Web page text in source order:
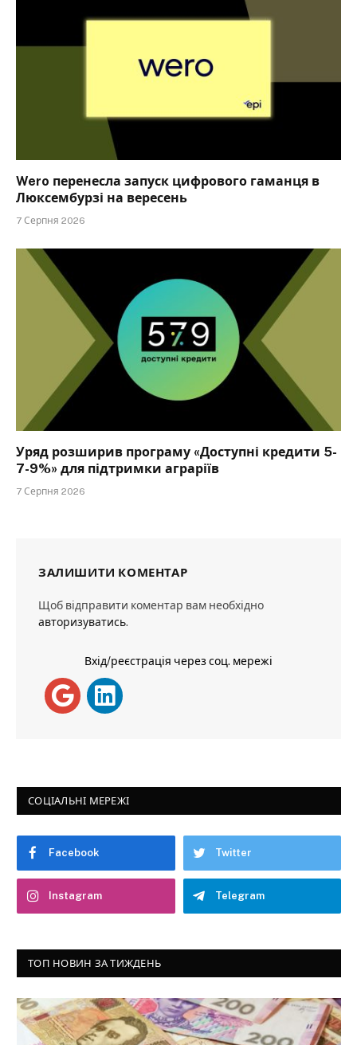
Wero перенесла запуск цифрового гаманця в
Люксембурзі на вересень
7 Серпня 2026
Уряд розширив програму «Доступні кредити 5-
7-9%» для підтримки аграріїв
7 Серпня 2026
ЗАЛИШИТИ КОМЕНТАР
Щоб відправити коментар вам необхідно
авторизуватись.
Вхід/реєстрація через соц. мережі
СОЦІАЛЬНІ МЕРЕЖІ
Facebook Twitter
Instagram Telegram
ТОП НОВИН ЗА ТИЖДЕНЬ